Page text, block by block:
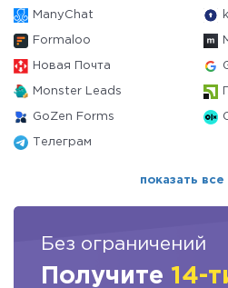
ManyChat
Formaloo
Новая Почта
Monster Leads
GoZen Forms
Телеграм
показать все
Без ограничений
Получите 14-